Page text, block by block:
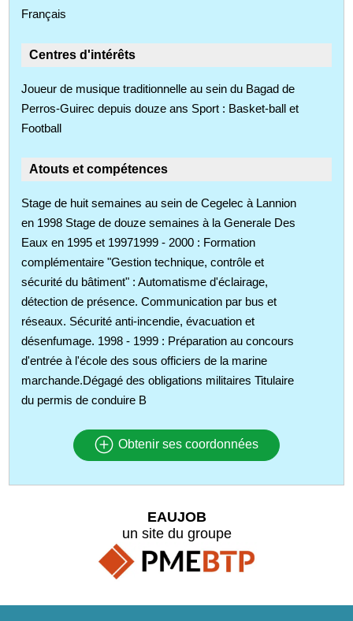
Français
Centres d'intérêts
Joueur de musique traditionnelle au sein du Bagad de
Perros-Guirec depuis douze ans Sport : Basket-ball et
Football
Atouts et compétences
Stage de huit semaines au sein de Cegelec à Lannion
en 1998 Stage de douze semaines à la Generale Des
Eaux en 1995 et 19971999 - 2000 : Formation
complémentaire "Gestion technique, contrôle et
sécurité du bâtiment" : Automatisme d'éclairage,
détection de présence. Communication par bus et
réseaux. Sécurité anti-incendie, évacuation et
désenfumage. 1998 - 1999 : Préparation au concours
d'entrée à l'école des sous officiers de la marine
marchande.Dégagé des obligations militaires Titulaire
du permis de conduire B
Obtenir ses coordonnées
EAUJOB
un site du groupe